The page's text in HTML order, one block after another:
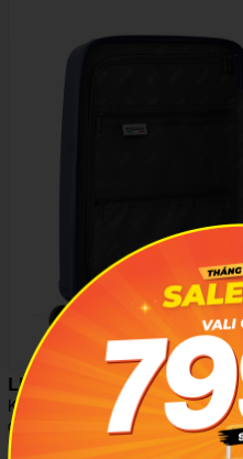
LƯỚI CHỐNG RƠI VÀ ĐAI
Khoang chứa tích hợp dây đai cố
các vật dụng bên trong luôn gọn